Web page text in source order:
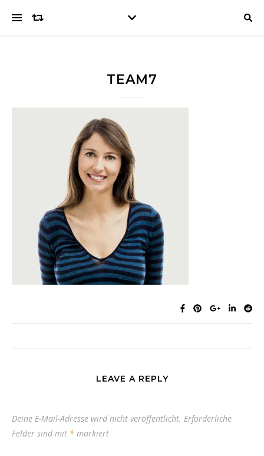
TEAM7
LEAVE A REPLY
Deine E-Mail-Adresse wird nicht veröffentlicht. Erforderliche
Felder sind mit * markiert